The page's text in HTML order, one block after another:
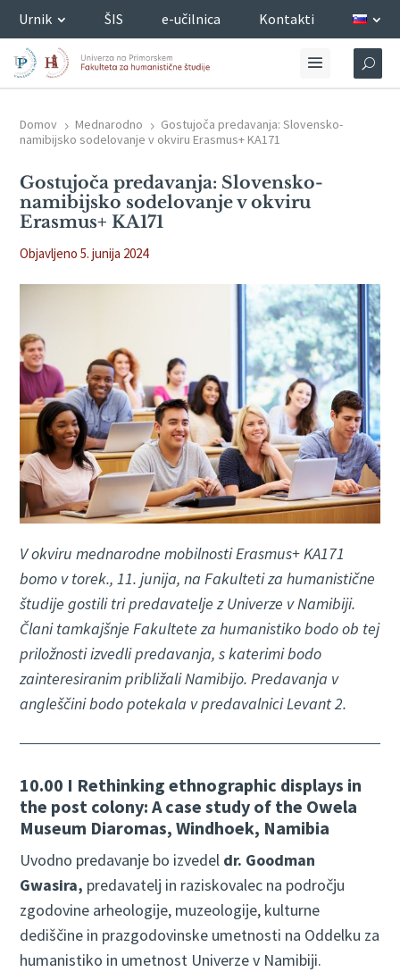
Urnik ŠIS e-učilnica Kontakti
Domov 5 Mednarodno 5 Gostujoča predavanja: Slovensko-
namibijsko sodelovanje v okviru Erasmus+ KA171
Gostujoča predavanja: Slovensko-
namibijsko sodelovanje v okviru
Erasmus+ KA171
Objavljeno 5. junija 2024
V okviru mednarodne mobilnosti Erasmus+ KA171
bomo v torek., 11. junija, na Fakulteti za humanistične
študije gostili tri predavatelje z Univerze v Namibiji.
Člani tamkajšnje Fakultete za humanistiko bodo ob tej
priložnosti izvedli predavanja, s katerimi bodo
zainteresiranim približali Namibijo. Predavanja v
angleščini bodo potekala v predavalnici Levant 2.
10.00 I Rethinking ethnographic displays in
the post colony: A case study of the Owela
Museum Diaromas, Windhoek, Namibia
Uvodno predavanje bo izvedel dr. Goodman
Gwasira, predavatelj in raziskovalec na področju
zgodovine arheologije, muzeologije, kulturne
dediščine in prazgodovinske umetnosti na Oddelku za
humanistiko in umetnost Univerze v Namibiji.